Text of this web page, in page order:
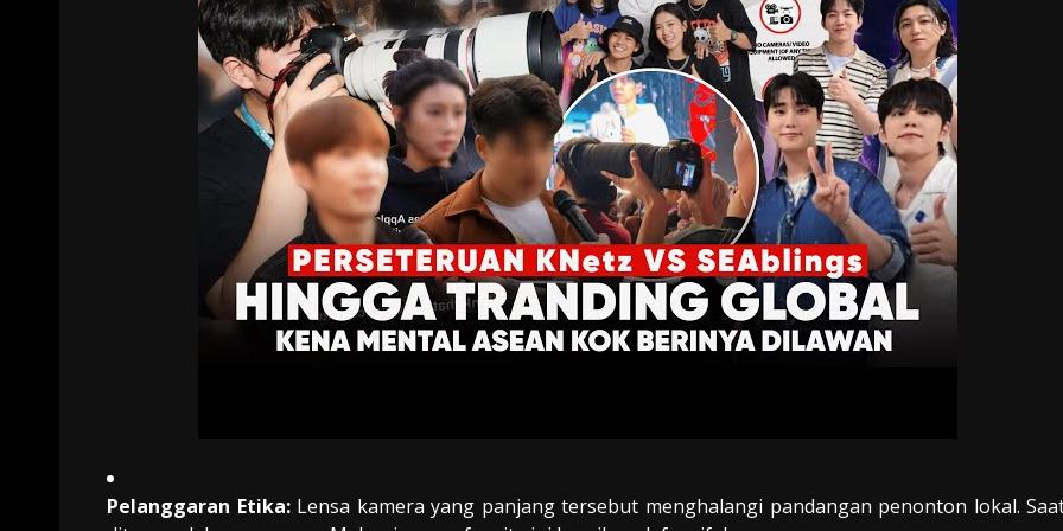
Pelanggaran Etika:Lensa kamera yang panjang tersebut menghalangi pandangan penonton lokal.